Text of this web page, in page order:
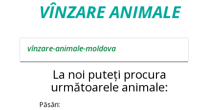
VÎNZARE ANIMALE
vînzare-animale-moldova
La noi puteți procura
următoarele animale:
Păsări: